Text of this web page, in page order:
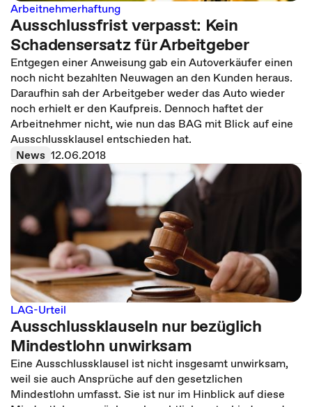
Arbeitnehmerhaftung
Ausschlussfrist verpasst: Kein
Schadensersatz für Arbeitgeber
Entgegen einer Anweisung gab ein Autoverkäufer einen
noch nicht bezahlten Neuwagen an den Kunden heraus.
Daraufhin sah der Arbeitgeber weder das Auto wieder
noch erhielt er den Kaufpreis. Dennoch haftet der
Arbeitnehmer nicht, wie nun das BAG mit Blick auf eine
Ausschlussklausel entschieden hat.
News 12.06.2018
LAG-Urteil
Ausschlussklauseln nur bezüglich
Mindestlohn unwirksam
Eine Ausschlussklausel ist nicht insgesamt unwirksam,
weil sie auch Ansprüche auf den gesetzlichen
Mindestlohn umfasst. Sie ist nur im Hinblick auf diese